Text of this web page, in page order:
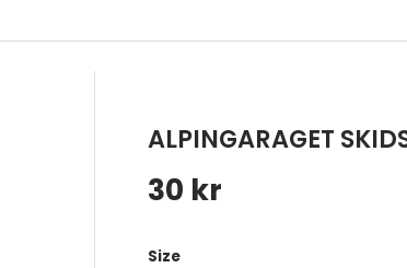
ALPINGARAGET
Ordinarie pris
30 kr
Size